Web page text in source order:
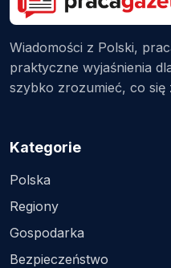
Wiadomości z Polski,
praktyczne wyjaśnienia
szybko zrozumieć, co się
Kategorie
Polska
Regiony
Gospodarka
Bezpieczeństwo